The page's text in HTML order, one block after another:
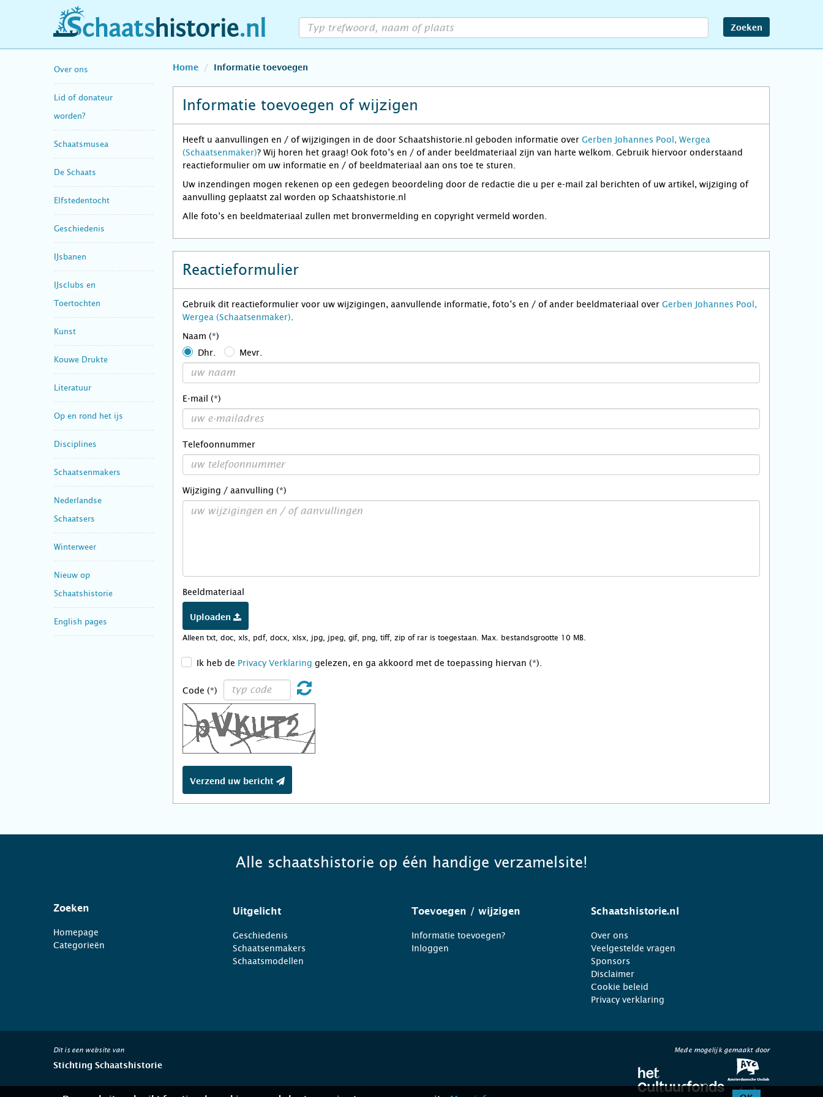
schaatshistorie.nl Zoeken
Over ons
Lid of donateur
worden?
Schaatsmusea
De Schaats
Elfstedentocht
Geschiedenis
IJsbanen
IJsclubs en
Toertochten
Kunst
Kouwe Drukte
Literatuur
Op en rond het ijs
Disciplines
Schaatsenmakers
Nederlandse
Schaatsers
Winterweer
Nieuw op
Schaatshistorie
English pages
Home Informatie toevoegen
Informatie toevoegen of wijzigen
Heeft u aanvullingen en / of wijzigingen in de door Schaatshistorie.nl geboden informatie over Gerben Johannes Pool, Wergea
(Schaatsenmaker)? Wij horen het graag! Ook foto’s en / of ander beeldmateriaal zijn van harte welkom. Gebruik hiervoor onderstaand
reactieformulier om uw informatie en / of beeldmateriaal aan ons toe te sturen.
Uw inzendingen mogen rekenen op een gedegen beoordeling door de redactie die u per e-mail zal berichten of uw artikel, wijziging of
aanvulling geplaatst zal worden op Schaatshistorie.nl
Alle foto’s en beeldmateriaal zullen met bronvermelding en copyright vermeld worden.
Reactieformulier
Gebruik dit reactieformulier voor uw wijzigingen, aanvullende informatie, foto’s en / of ander beeldmateriaal over Gerben Johannes Pool,
Wergea (Schaatsenmaker)
Naam (*)
Dhr.
Mevr.
E-mail (*)
Telefoonnummer
Wijziging / aanvulling (*)
Beeldmateriaal
Uploaden
Alleen txt, doc, xls, pdf, docx, xlsx, jpg, jpeg, gif, png, tiff, zip of rar is toegestaan. Max. bestandsgrootte 10 MB.
Ik heb de Privacy Verklaring gelezen, en ga akkoord met de toepassing hiervan (*).
Code (*)
Verzend uw bericht
Alle schaatshistorie op één handige verzamelsite!
Zoeken
Homepage
Categorieën
Uitgelicht
Geschiedenis
Schaatsenmakers
Schaatsmodellen
Toevoegen / wijzigen
Informatie toevoegen?
Inloggen
Schaatshistorie.nl
Over ons
Veelgestelde vragen
Sponsors
Disclaimer
Cookie beleid
Privacy verklaring
Dit is een website van
Stichting Schaatshistorie
Mede mogelijk gemaakt door